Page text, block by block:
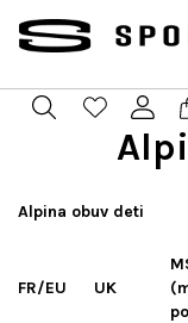
obsah
Alpina obuv deti
FR/EU UK